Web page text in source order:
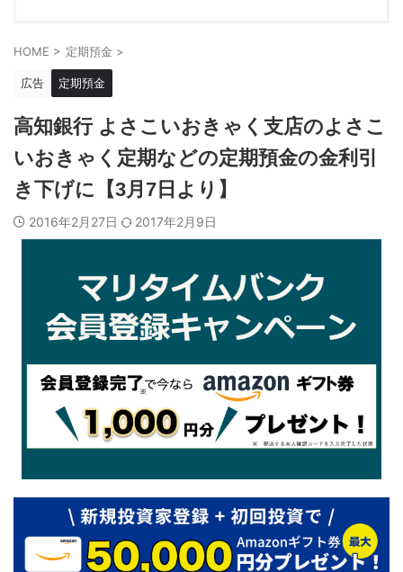
HOME > 定期預金 >
広告 定期預金
高知銀行 よさこいおきゃく支店のよさこ
いおきゃく定期などの定期預金の金利引
き下げに【3月7日より】
2016年2月27日 2017年2月9日